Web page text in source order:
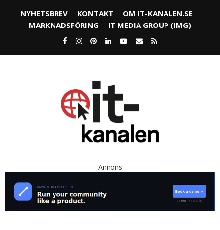
NYHETSBREV KONTAKT
OM IT-KANALEN.SE
MARKNADSFÖRING
IT MEDIA GROUP (IMG)
Annons